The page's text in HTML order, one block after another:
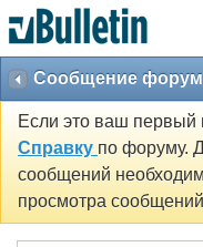
Сообщение
Если это ваш первый
Справку по форуму.
сообщений
просмотра